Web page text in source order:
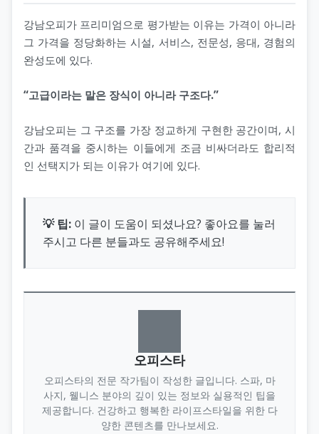
강남오피가 프리미엄으로 평가받는 이유는 가격이 아니라
그 가격을 정당화하는 시설, 서비스, 전문성, 응대, 경험의
완성도에 있다.
“고급이라는 말은 장식이 아니라 구조다.”
강남오피는 그 구조를 가장 정교하게 구현한 공간이며, 시
간과 품격을 중시하는 이들에게 조금 비싸더라도 합리적
인 선택지가 되는 이유가 여기에 있다.
💡 팁: 이 글이 도움이 되셨나요? 좋아요를 눌러
주시고 다른 분들과도 공유해주세요!
오피스타
오피스타의 전문 작가팀이 작성한 글입니다. 스파, 마
사지, 웰니스 분야의 깊이 있는 정보와 실용적인 팁을
제공합니다. 건강하고 행복한 라이프스타일을 위한 다
양한 콘텐츠를 만나보세요.